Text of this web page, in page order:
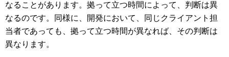
なることがあります。拠って立つ時間によって、判断は異
なるのです。同様に、開発において、同じクライアント担
当者であっても、拠って立つ時間が異なれば、その判断は
異なります。